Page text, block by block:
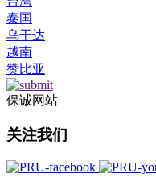
泰国
乌干达
越南
赞比亚
保诚网站
关注我们